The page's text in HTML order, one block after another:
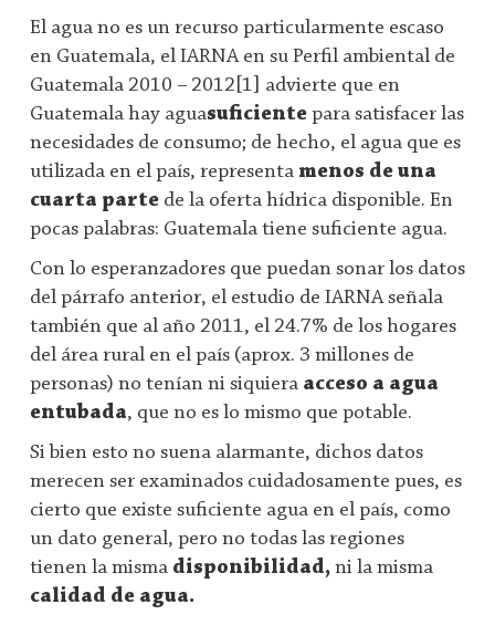
El agua no es un recurso particularmente escaso
en Guatemala, el IARNA en su Perfil ambiental de
Guatemala 2010 – 2012[1] advierte que en
Guatemala hay aguasuficiente para satisfacer las
necesidades de consumo; de hecho, el agua que es
utilizada en el país, representa menos de una
cuarta parte de la oferta hídrica disponible. En
pocas palabras: Guatemala tiene suficiente agua.
Con lo esperanzadores que puedan sonar los datos
del párrafo anterior, el estudio de IARNA señala
también que al año 2011, el 24.7% de los hogares
del área rural en el país (aprox. 3 millones de
personas) no tenían ni siquiera acceso a agua
entubada, que no es lo mismo que potable.
Si bien esto no suena alarmante, dichos datos
merecen ser examinados cuidadosamente pues, es
cierto que existe suficiente agua en el país, como
un dato general, pero no todas las regiones
tienen la misma disponibilidad, ni la misma
calidad de agua.